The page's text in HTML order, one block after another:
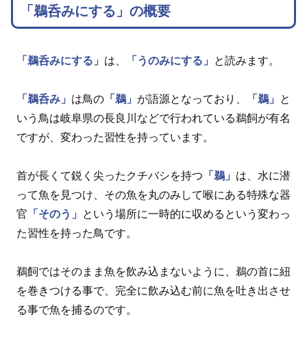
「鵜呑みにする」の概要
「鵜呑みにする」 は、 「うのみにする」 と読みます。
「鵜呑み」 は鳥の 「鵜」 が語源となっており、 「鵜」
と
いう鳥は岐阜県の長良川などで行われている鵜飼が有名
ですが、変わった習性を持っています。
首が長くて鋭く尖ったクチバシを持つ 「鵜」 は、水に潜
って魚を見つけ、その魚を丸のみして喉にある特殊な器
官 「そのう」
という場所に一時的に収めるという変わっ
た習性を持った鳥です。
鵜飼ではそのまま魚を飲み込まないように、鵜の首に紐
を巻きつける事で、完全に飲み込む前に魚を吐き出させ
る事で魚を捕るのです。